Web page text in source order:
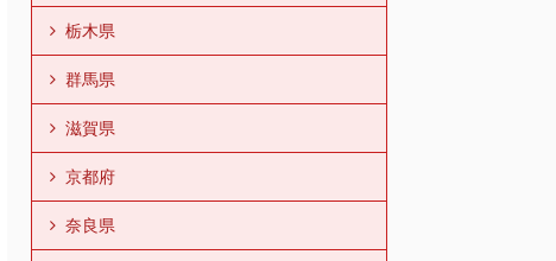
栃木県
群馬県
滋賀県
京都府
奈良県